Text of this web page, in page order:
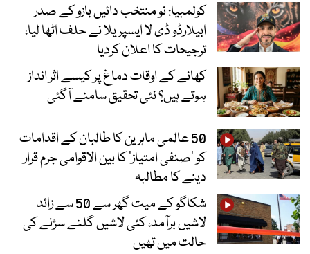
کولمبیا: نو منتخب دائیں بازو کے صدر
ابیلارڈو ڈی لا ایسپریلا نے حلف اٹھا لیا،
ترجیحات کا اعلان کردیا
کھانے کے اوقات دماغ پر کیسے اثر انداز
ہوتے ہیں؟ نئی تحقیق سامنے آگئی
50 عالمی ماہرین کا طالبان کے اقدامات
کو ’صنفی امتیاز‘ کا بین الاقوامی جرم قرار
دینے کا مطالبہ
شکاگو کے میت گھر سے 50 سے زائد
لاشیں برآمد، کئی لاشیں گلنے سڑنے کی
حالت میں تھیں